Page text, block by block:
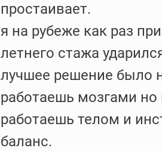
простаивает.
я на рубеже как раз
летнего стажа
лучшее решение было
работаешь мозгами но
работаешь телом и
баланс.